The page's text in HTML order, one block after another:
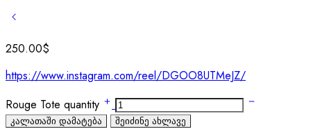
250.00$
https://www.instagram.com/reel/DGOO8UTMeJZ/
Rouge Tote quantity
კალათაში დამატება შეიძინე ახლავე